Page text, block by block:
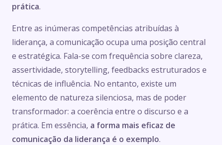
prática.
Entre as inúmeras competências atribuídas à
liderança, a comunicação ocupa uma posição central
e estratégica. Fala-se com frequência sobre clareza,
assertividade, storytelling, feedbacks estruturados e
técnicas de influência. No entanto, existe um
elemento de natureza silenciosa, mas de poder
transformador: a coerência entre o discurso e a
prática. Em essência, a forma mais eficaz de
comunicação da liderança é o exemplo.